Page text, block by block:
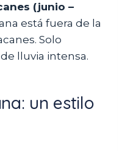
(junio –
está fuera de la
Solo
lluvia intensa.
un estilo